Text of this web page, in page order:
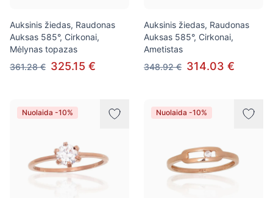
Auksinis žiedas, Raudonas
Auksas 585°, Cirkonai,
Mėlynas topazas
361.28 € 325.15 €
Auksinis žiedas, Raudonas
Auksas 585°, Cirkonai,
Ametistas
348.92 € 314.03 €
Nuolaida -10% Nuolaida -10%